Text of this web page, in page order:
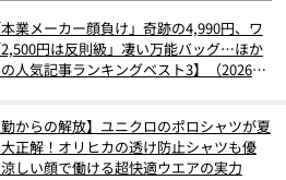
業メーカー顔負け」奇跡の4,990円、ワ
円は反則級」凄い万能バッグ…ほか
の人気記事ランキングベスト3】（2026年
勤からの解放】ユニクロのポロシャツが夏
正解！オリヒカの透け防止シャツも優
しい顔で働ける超快適ウエアの実力